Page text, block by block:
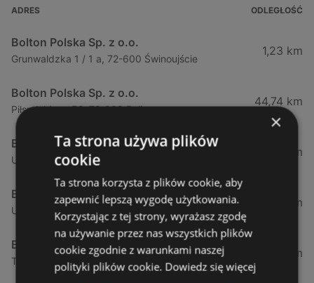
ADRES ODLEGŁOŚĆ
Bolton Polska Sp. z o.o.
Grunwaldzka 1 / 1 a, 72-600 Świnoujście
1,23 km
Bolton Polska Sp. z o.o.
Piłsudskiego 52, 72-009 Police
44,74 km
Bolton Polska Sp. z o.o.
Ul. Policka 11d, 71-837 Szczecin
50,17 km
Bolton Polska Sp. z o.o.
Ul. Modra 114, 71-220 Szczecin
51,53 km
Bolton Polska Sp. z o.o.
Tadeusza Zawadzkiego 143, 71-246 Szczecin
51,94 km
×
Ta strona używa plików
cookie
Ta strona korzysta z plików cookie, aby
zapewnić lepszą wygodę użytkowania.
Korzystając z tej strony, wyrażasz zgodę
na używanie przez nas wszystkich plików
cookie zgodnie z warunkami naszej
polityki plików cookie. Dowiedz się więcej